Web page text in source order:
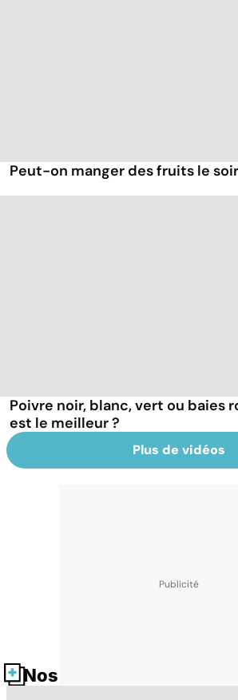
Peut-on manger des fruits le
Poivre noir, blanc, vert ou baies
est le meilleur ?
Plus de vidéos
Nos fiches santé